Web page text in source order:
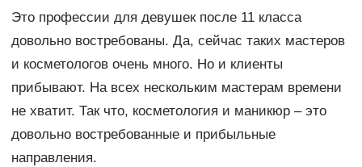
Это профессии для девушек после 11 класса
довольно востребованы. Да, сейчас таких мастеров
и косметологов очень много. Но и клиенты
прибывают. На всех нескольким мастерам времени
не хватит. Так что, косметология и маникюр – это
довольно востребованные и прибыльные
направления.